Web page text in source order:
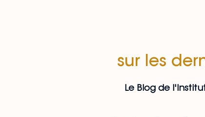
sur les
Le Blog de